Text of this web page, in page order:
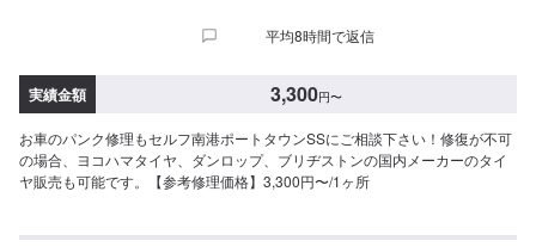
平均8時間で返信
実績金額 3,300円〜
お車のパンク修理もセルフ南港ポートタウンSSにご相談下さい！修復が不可
の場合、ヨコハマタイヤ、ダンロップ、ブリヂストンの国内メーカーのタイ
ヤ販売も可能です。【参考修理価格】3,300円〜/1ヶ所